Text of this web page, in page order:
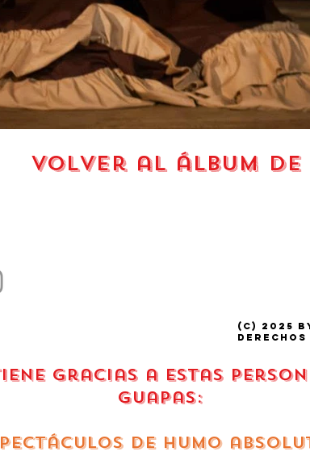
volver al álbum
(C) 2025
derechos
gracias a estas
guapas:
de humo